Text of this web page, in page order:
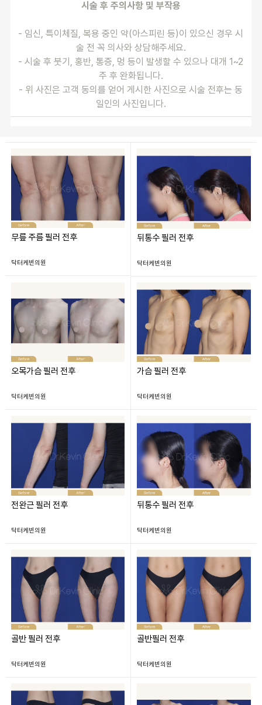
시술 후 주의사항 및 부작용
- 임신, 특이체질, 복용 중인 약(아스피린 등)이 있으신 경우 시
술 전 꼭 의사와 상담해주세요.
- 시술 후 붓기, 홍반, 통증, 멍 등이 발생할 수 있으나 대개 1~2
주 후 완화됩니다.
- 위 사진은 고객 동의를 얻어 게시한 사진으로 시술 전후는 동
일인의 사진입니다.
무릎 주름 필러 전후
닥터케빈의원
뒤통수 필러 전후
닥터케빈의원
오목가슴 필러 전후
닥터케빈의원
가슴 필러 전후
닥터케빈의원
전완근 필러 전후
닥터케빈의원
뒤통수 필러 전후
닥터케빈의원
골반 필러 전후
닥터케빈의원
골반필러 전후
닥터케빈의원